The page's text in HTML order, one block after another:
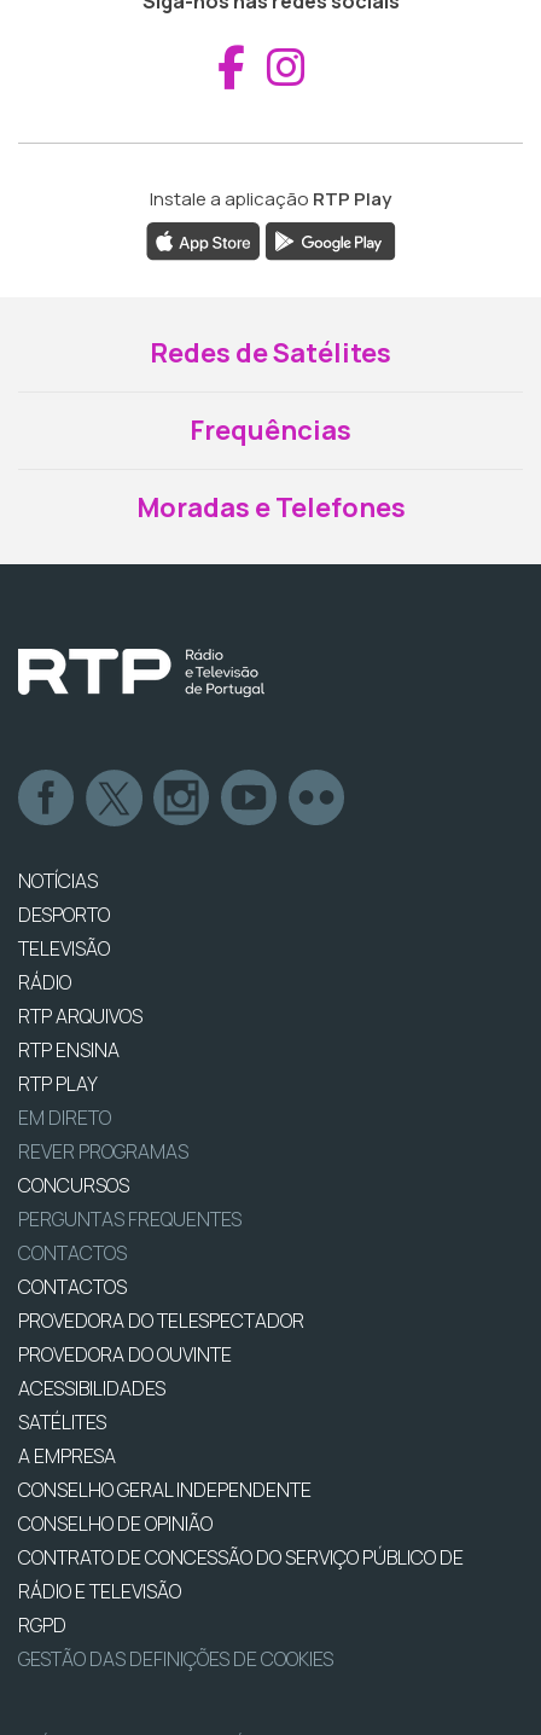
Aceder ao
Instale a aplicação RTP Play
Redes de Satélites
Frequências
Moradas e Telefones
NOTÍCIAS
DESPORTO
TELEVISÃO
RÁDIO
RTP ARQUIVOS
RTP ENSINA
RTP PLAY
EM DIRETO
REVER PROGRAMAS
CONCURSOS
PERGUNTAS FREQUENTES
CONTACTOS
CONTACTOS
PROVEDORA DO TELESPECTADOR
PROVEDORA DO OUVINTE
ACESSIBILIDADES
SATÉLITES
A EMPRESA
CONSELHO GERAL INDEPENDENTE
CONSELHO DE OPINIÃO
CONTRATO DE CONCESSÃO DO SERVIÇO PÚBLICO DE
RÁDIO E TELEVISÃO
RGPD
GESTÃO DAS DEFINIÇÕES DE COOKIES